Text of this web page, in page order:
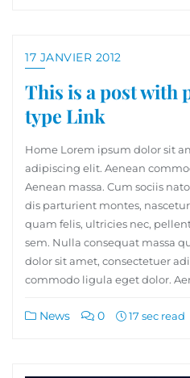
17 JANVIER 2012
This is a post with
type Link
Home Lorem ipsum dolor sit
adipiscing elit. Aenean
Aenean massa. Cum sociis
dis parturient montes,
quam felis, ultricies nec,
sem. Nulla consequat massa
dolor sit amet, consectetuer
commodo ligula eget dolor.
News 0 17 sec read